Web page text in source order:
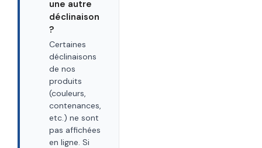
une autre
déclinaison
?
Certaines
déclinaisons
de nos
produits
(couleurs,
contenances,
etc.) ne sont
pas affichées
en ligne. Si